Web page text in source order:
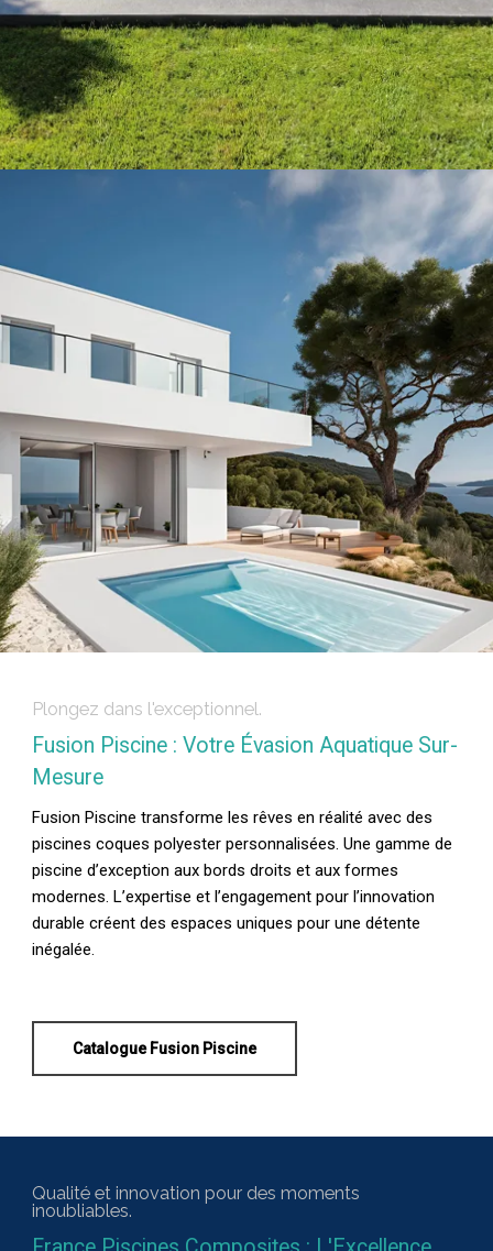
Plongez dans l'exceptionnel.
Fusion Piscine : Votre Évasion Aquatique Sur-
Mesure
Fusion Piscine transforme les rêves en réalité avec des
piscines coques polyester personnalisées. Une gamme de
piscine d’exception aux bords droits et aux formes
modernes. L’expertise et l’engagement pour l’innovation
durable créent des espaces uniques pour une détente
inégalée.
Catalogue Fusion Piscine
Qualité et innovation pour des moments
inoubliables.